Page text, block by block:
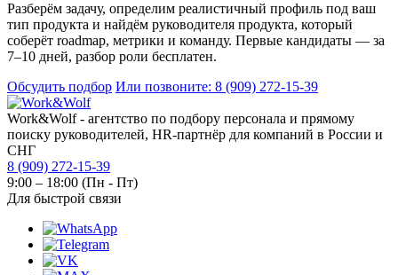
Разберём задачу, определим реалистичный профиль под ваш
тип продукта и найдём руководителя продукта, который
соберёт roadmap, метрики и команду. Первые кандидаты — за
7–10 дней, разбор роли бесплатен.
Обсудить подбор Или позвоните: 8 (909) 272-15-39
Work&Wolf - агентство по подбору персонала и прямому
поиску руководителей, HR-партнёр для компаний в России и
СНГ
8 (909) 272-15-39
9:00 – 18:00 (Пн - Пт)
Для быстрой связи